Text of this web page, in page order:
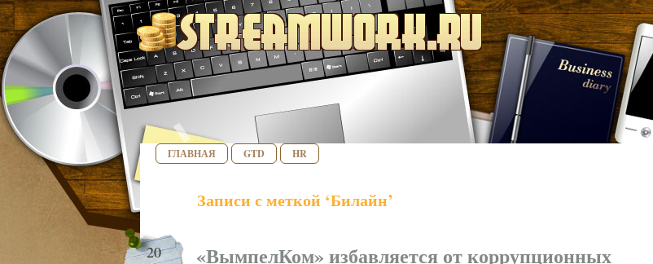
ГЛАВНАЯ GTD HR
Записи с меткой ‘Билайн’
20
«ВымпелКом» избавляется от коррупционных